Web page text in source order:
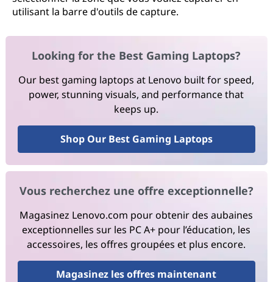
utilisant la barre d'outils de capture.
Looking for the Best Gaming Laptops?
Our best gaming laptops at Lenovo built for speed,
power, stunning visuals, and performance that
keeps up.
Shop Our Best Gaming Laptops
Vous recherchez une offre exceptionnelle?
Magasinez Lenovo.com pour obtenir des aubaines
exceptionnelles sur les PC A+ pour l’éducation, les
accessoires, les offres groupées et plus encore.
Magasinez les offres maintenant